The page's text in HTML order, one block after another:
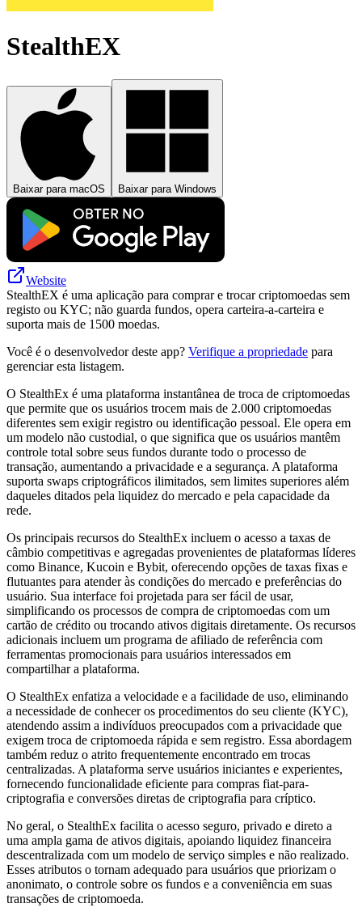
StealthEX
Baixar para macOS Baixar para Windows
Website
StealthEX é uma aplicação para comprar e trocar criptomoedas sem
registo ou KYC; não guarda fundos, opera carteira-a-carteira e
suporta mais de 1500 moedas.
Você é o desenvolvedor deste app? Verifique a propriedade para
gerenciar esta listagem.
O StealthEx é uma plataforma instantânea de troca de criptomoedas
que permite que os usuários trocem mais de 2.000 criptomoedas
diferentes sem exigir registro ou identificação pessoal. Ele opera em
um modelo não custodial, o que significa que os usuários mantêm
controle total sobre seus fundos durante todo o processo de
transação, aumentando a privacidade e a segurança. A plataforma
suporta swaps criptográficos ilimitados, sem limites superiores além
daqueles ditados pela liquidez do mercado e pela capacidade da
rede.
Os principais recursos do StealthEx incluem o acesso a taxas de
câmbio competitivas e agregadas provenientes de plataformas líderes
como Binance, Kucoin e Bybit, oferecendo opções de taxas fixas e
flutuantes para atender às condições do mercado e preferências do
usuário. Sua interface foi projetada para ser fácil de usar,
simplificando os processos de compra de criptomoedas com um
cartão de crédito ou trocando ativos digitais diretamente. Os recursos
adicionais incluem um programa de afiliado de referência com
ferramentas promocionais para usuários interessados ​​em
compartilhar a plataforma.
O StealthEx enfatiza a velocidade e a facilidade de uso, eliminando
a necessidade de conhecer os procedimentos do seu cliente (KYC),
atendendo assim a indivíduos preocupados com a privacidade que
exigem troca de criptomoeda rápida e sem registro. Essa abordagem
também reduz o atrito frequentemente encontrado em trocas
centralizadas. A plataforma serve usuários iniciantes e experientes,
fornecendo funcionalidade eficiente para compras fiat-para-
criptografia e conversões diretas de criptografia para críptico.
No geral, o StealthEx facilita o acesso seguro, privado e direto a
uma ampla gama de ativos digitais, apoiando liquidez financeira
descentralizada com um modelo de serviço simples e não realizado.
Esses atributos o tornam adequado para usuários que priorizam o
anonimato, o controle sobre os fundos e a conveniência em suas
transações de criptomoeda.